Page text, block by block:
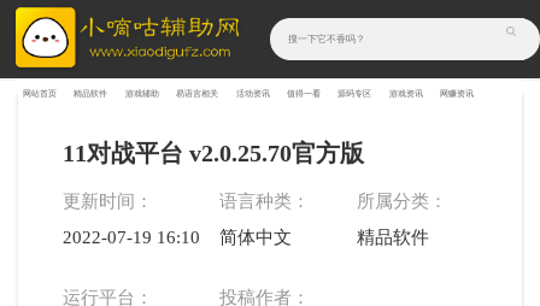
网站首页 精品软件 游戏辅助 易语言相关 活动资讯 值得一看 源码专区 游戏资讯 网赚资讯
11对战平台 v2.0.25.70官方版
更新时间：
2022-07-19 16:10:11
语言种类：
简体中文
所属分类：
精品软件
运行平台：
投稿作者：